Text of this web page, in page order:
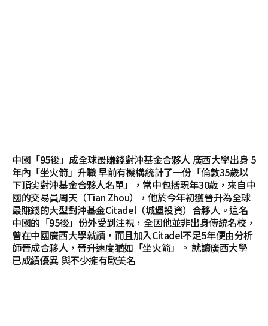
中國「95後」成全球最賺錢對沖基金合夥人 廣西大學出身 5
年內「坐火箭」升職 早前有機構統計了一份「倫敦35歲以
下頂尖對沖基金合夥人名單」，當中包括現年30歲，來自中
國的交易員周天（Tian Zhou），他於今年初獲晉升為全球
最賺錢的大型對沖基金Citadel（城堡投資）合夥人。這名
中國的「95後」份外受到注視，全因他並非出身傳統名校，
曾在中國廣西大學就讀，而且加入Citadel不足5年便由分析
師晉成合夥人，晉升速度猶如「坐火箭」。 就讀廣西大學
已成績優異 與不少擁有歐美名